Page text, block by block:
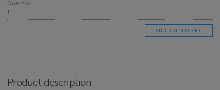
Quantity
Product description